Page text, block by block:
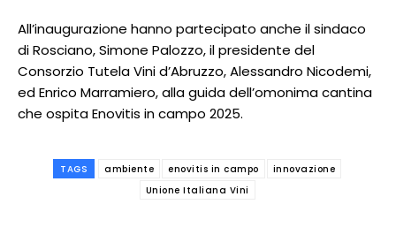
All’inaugurazione hanno partecipato anche il sindaco
di Rosciano, Simone Palozzo, il presidente del
Consorzio Tutela Vini d’Abruzzo, Alessandro Nicodemi,
ed Enrico Marramiero, alla guida dell’omonima cantina
che ospita Enovitis in campo 2025.
TAGS ambiente enovitis in campo
innovazione
Unione Italiana Vini